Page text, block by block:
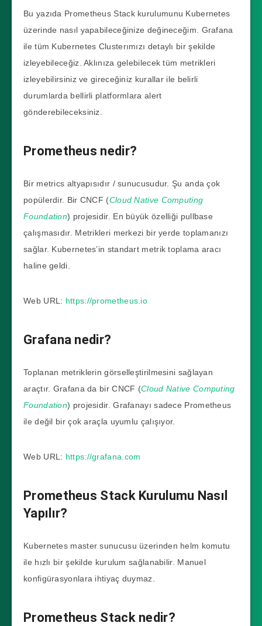
Bu yazıda Prometheus Stack kurulumunu Kubernetes
üzerinde nasıl yapabileceğinize değineceğim. Grafana
ile tüm Kubernetes Clusterımızı detaylı bir şekilde
izleyebileceğiz. Aklınıza gelebilecek tüm metrikleri
izleyebilirsiniz ve gireceğiniz kurallar ile belirli
durumlarda bellirli platformlara alert
gönderebileceksiniz.
Prometheus nedir?
Bir metrics altyapısıdır / sunucusudur. Şu anda çok
popülerdir. Bir CNCF (Cloud Native Computing
Foundation) projesidir. En büyük özelliği pullbase
çalışmasıdır. Metrikleri merkezi bir yerde toplamanızı
sağlar. Kubernetes’in standart metrik toplama aracı
haline geldi.
Web URL: https://prometheus.io
Grafana nedir?
Toplanan metriklerin görselleştirilmesini sağlayan
araçtır. Grafana da bir CNCF (Cloud Native Computing
Foundation) projesidir. Grafanayı sadece Prometheus
ile değil bir çok araçla uyumlu çalışıyor.
Web URL: https://grafana.com
Prometheus Stack Kurulumu Nasıl
Yapılır?
Kubernetes master sunucusu üzerinden helm komutu
ile hızlı bir şekilde kurulum sağlanabilir. Manuel
konfigürasyonlara ihtiyaç duymaz.
Prometheus Stack nedir?